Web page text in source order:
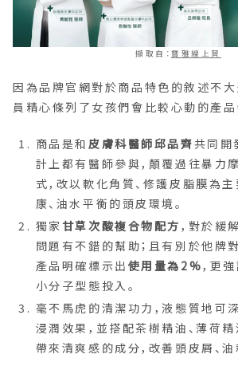
擷取自：寶雅線上買
因為品牌官網對於商品特色的敘述不大
員精心條列了女孩們會比較心動的產品
商品是和皮膚科醫師邱品齊共同開
計上都有醫師參與，顛覆過往暴力
式，改以軟化角質、修護皮脂膜為
康、油水平衡的頭皮環境。
獨家甘草次酸複合物配方 ，對於緩
問題有不錯的幫助；且有別於他牌
產品明確標示出 使用量為2%，更
小分子型態投入。
毫不馬虎的清潔功力，液態質地可
浸潤效果，並搭配茶樹精油、薄荷精
帶來清爽感的成分，改善頭皮屑、油